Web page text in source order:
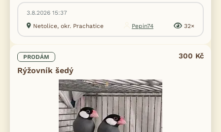
3.8.2026 15:37
Netolice, okr. Prachatice
Pepin74 32×
PRODÁM
Rýžovník šedý
300 Kč